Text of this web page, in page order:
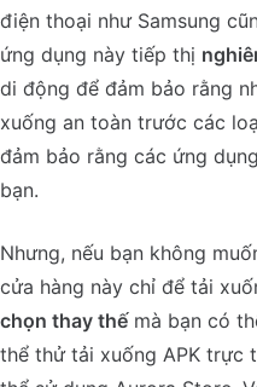
điện thoại như Samsung
ứng dụng này tiếp thị
di động để đảm bảo rằng
xuống an toàn trước các
đảm bảo rằng các ứng
bạn.
Nhưng, nếu bạn không
cửa hàng này chỉ để tải
chọn thay thếmà bạn có
thể thử tải xuống APK trực